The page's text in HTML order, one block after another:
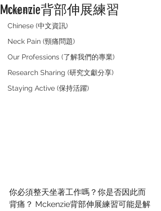
English
Chinese (中文資訊)
Neck Pain (頸痛問題)
Our Professions (了解我們的專業)
Research Sharing (研究文獻分享)
Staying Active (保持活躍)
Mckenzie背部伸展練習
你必須整天坐著工作嗎？你是否因此而
背痛？ Mckenzie背部伸展練習可能是解